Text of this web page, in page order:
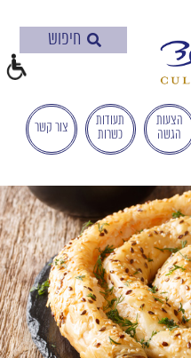
הצעות
הגשה
תעודות
כשרות
צור קשר